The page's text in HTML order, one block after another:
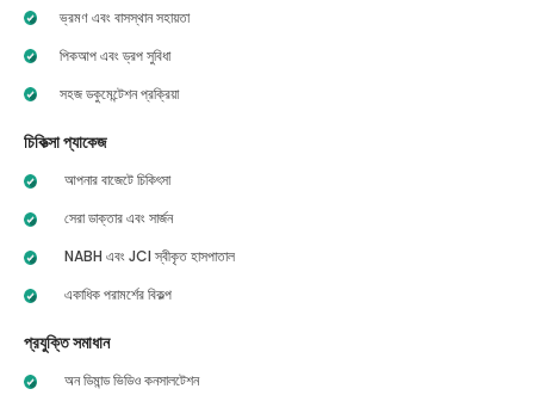
ভ্রমণ এবং বাসস্থান সহায়তা
পিকআপ এবং ড্রপ সুবিধা
সহজ ডকুমেন্টেশন প্রক্রিয়া
চিকিত্সা প্যাকেজ
আপনার বাজেটে চিকিৎসা
সেরা ডাক্তার এবং সার্জন
NABH এবং JCI স্বীকৃত হাসপাতাল
একাধিক পরামর্শের বিকল্প
প্রযুক্তি সমাধান
অন ডিমান্ড ভিডিও কনসালটেশন